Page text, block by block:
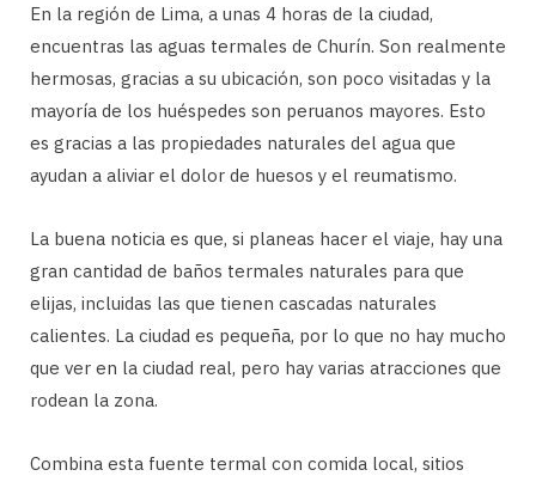
En la región de Lima, a unas 4 horas de la ciudad,
encuentras las aguas termales de Churín. Son realmente
hermosas, gracias a su ubicación, son poco visitadas y la
mayoría de los huéspedes son peruanos mayores. Esto
es gracias a las propiedades naturales del agua que
ayudan a aliviar el dolor de huesos y el reumatismo.
La buena noticia es que, si planeas hacer el viaje, hay una
gran cantidad de baños termales naturales para que
elijas, incluidas las que tienen cascadas naturales
calientes. La ciudad es pequeña, por lo que no hay mucho
que ver en la ciudad real, pero hay varias atracciones que
rodean la zona.
Combina esta fuente termal con comida local, sitios